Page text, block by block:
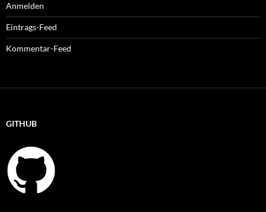
Anmelden
Eintrags-Feed
Kommentar-Feed
GITHUB